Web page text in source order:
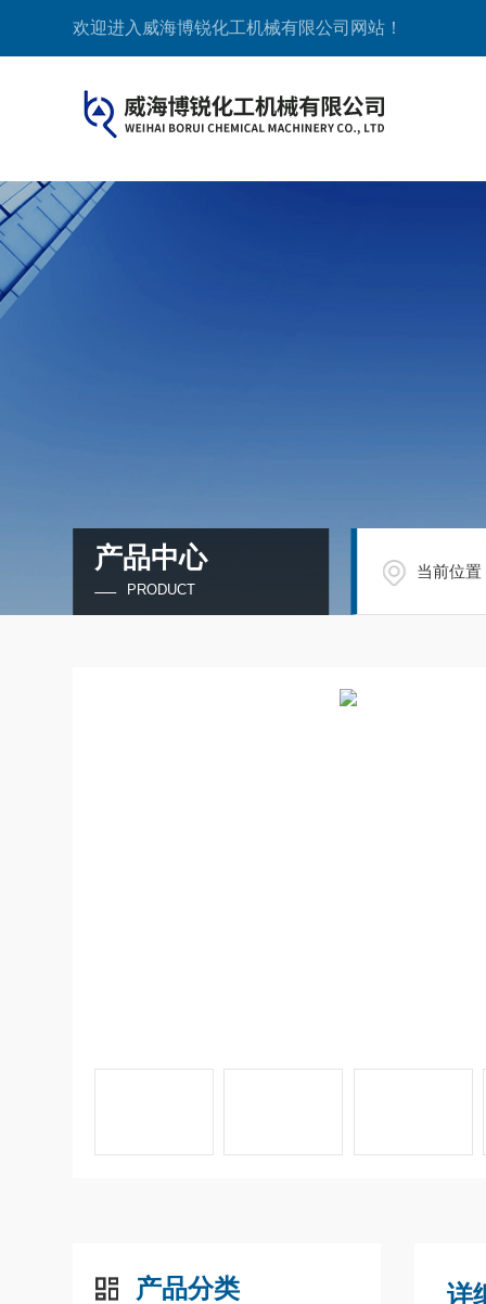
欢迎进入威海博锐化工机械有限公司网站！
产品中心
PRODUCT
当前位置
产品分类 详